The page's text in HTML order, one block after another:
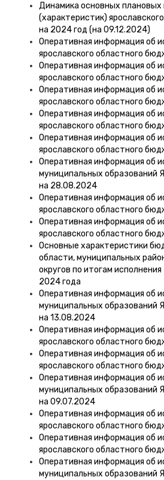
Динамика основных плановых
(характеристик)
на 2024 год (на 09.12.2024)
Оперативная информация об
ярославского областного
Оперативная информация об
ярославского областного
Оперативная информация об
ярославского областного
Оперативная информация об
ярославского областного
Оперативная информация об
ярославского областного
Оперативная информация об
муниципальных образований
на 28.08.2024
Оперативная информация об
ярославского областного
Оперативная информация об
ярославского областного
Основные характеристики
области, муниципальных
округов по итогам
2024 года
Оперативная информация об
муниципальных образований
на 13.08.2024
Оперативная информация об
ярославского областного
Оперативная информация об
ярославского областного
Оперативная информация об
муниципальных образований
на 09.07.2024
Оперативная информация об
ярославского областного
Оперативная информация об
ярославского областного
Оперативная информация об
муниципальных образований